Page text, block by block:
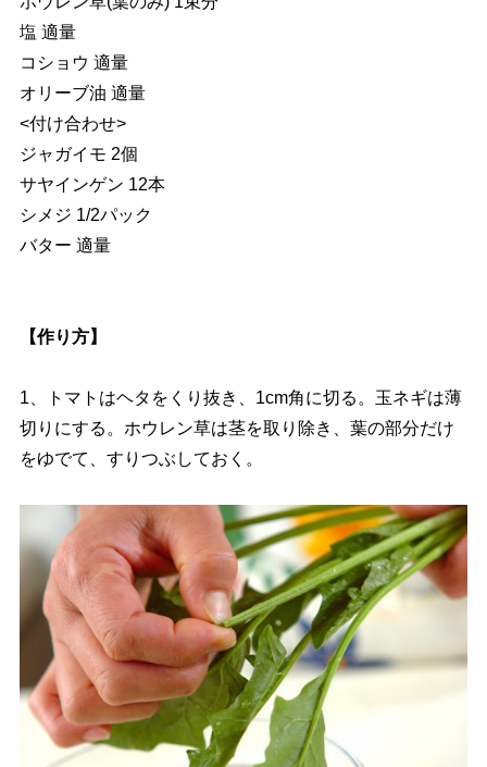
塩 適量
コショウ 適量
オリーブ油 適量
<付け合わせ>
ジャガイモ 2個
サヤインゲン 12本
シメジ 1/2パック
バター 適量
【作り方】
1、トマトはヘタをくり抜き、1cm角に切る。玉ネギは薄
切りにする。ホウレン草は茎を取り除き、葉の部分だけ
をゆでて、すりつぶしておく。